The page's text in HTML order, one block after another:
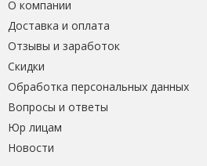
О компании
Доставка и оплата
Отзывы и заработок
Скидки
Обработка персональных данных
Вопросы и ответы
Юр лицам
Новости